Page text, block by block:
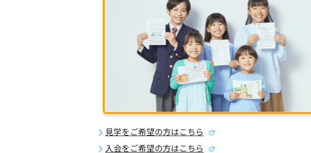
見学をご希望の方はこちら
入会をご希望の方はこちら